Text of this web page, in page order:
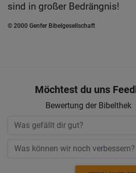
sind in großer Bedrängnis!
© 2000 Genfer Bibelgesellschaft
Möchtest du uns
Bewertung der Bibelthek